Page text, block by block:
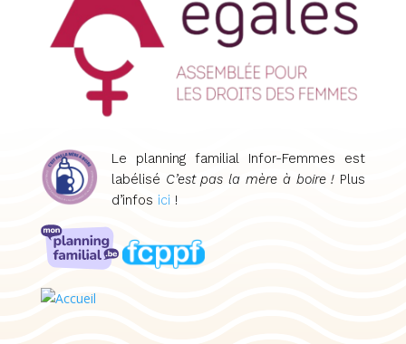
Le planning familial Infor-Femmes est
labélisé C’est pas la mère à boire ! Plus
d’infos ici !